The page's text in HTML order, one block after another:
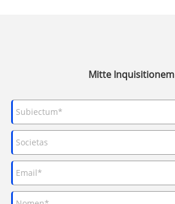
Mitte Inquisitionem